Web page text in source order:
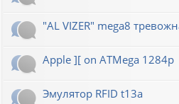
"AL VIZER" mega8
Apple ][ on ATMega 1284p
Эмулятор RFID t13a